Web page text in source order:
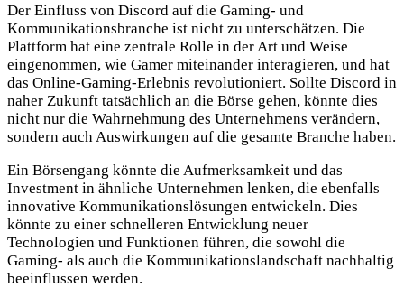
Der Einfluss von Discord auf die Gaming- und
Kommunikationsbranche ist nicht zu unterschätzen. Die
Plattform hat eine zentrale Rolle in der Art und Weise
eingenommen, wie Gamer miteinander interagieren, und hat
das Online-Gaming-Erlebnis revolutioniert. Sollte Discord in
naher Zukunft tatsächlich an die Börse gehen, könnte dies
nicht nur die Wahrnehmung des Unternehmens verändern,
sondern auch Auswirkungen auf die gesamte Branche haben.
Ein Börsengang könnte die Aufmerksamkeit und das
Investment in ähnliche Unternehmen lenken, die ebenfalls
innovative Kommunikationslösungen entwickeln. Dies
könnte zu einer schnelleren Entwicklung neuer
Technologien und Funktionen führen, die sowohl die
Gaming- als auch die Kommunikationslandschaft nachhaltig
beeinflussen werden.